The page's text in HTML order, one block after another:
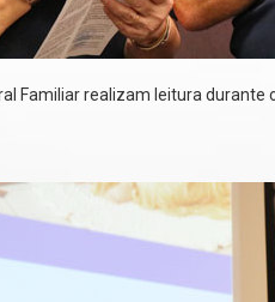
Familiar realizam leitura durante